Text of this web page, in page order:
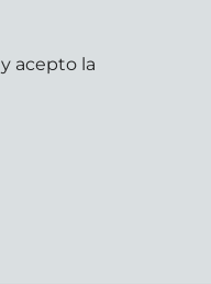
y acepto la